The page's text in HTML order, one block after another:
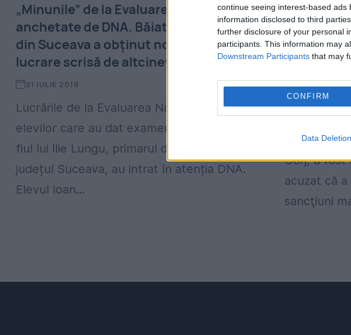
continue seeing interest-based
information disclosed to third
further disclosure of your personal
participants. This information may
Downstream Participants that may
CONFIRM
Data Deletion
„Minunile” de la Evaluarea Națională,
anchetate de DNA. Băiatul unui primar
din Suceava a obținut nota 10 cu o
lucrare scrisă de altcineva
21 IULIE 2016
Lucrările de la Evaluarea Națională ale
elevilor care au dat examenul împreună cu
fiul lui Ilie Lungu, primarul din orașul Salcea,
județul Suceava, au intrat în atenția DNA.
Elevul Ioan...
16
Ilie Lungu,
Județean
Gorj, a fost
acuzat că
sancţiuni